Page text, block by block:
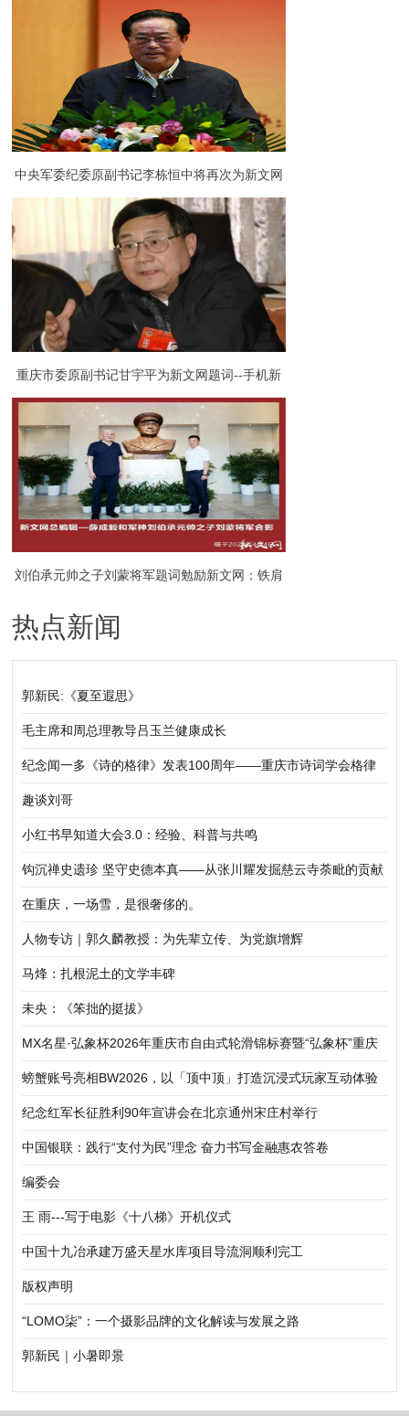
词：弘扬伟大抗战精神
中央军委纪委原副书记李栋恒中将再次为新文网
题词——办好新文网 传播正能量
重庆市委原副书记甘宇平为新文网题词--手机新
媒体 点开便见喜
刘伯承元帅之子刘蒙将军题词勉励新文网：铁肩
担道义，妙手铸文章
热点新闻
郭新民:《夏至遐思》
毛主席和周总理教导吕玉兰健康成长
纪念闻一多《诗的格律》发表100周年——重庆市诗词学会格律
体新诗研究所举行新诗格律建设践行研讨会
趣谈刘哥
小红书早知道大会3.0：经验、科普与共鸣
钩沉禅史遗珍 坚守史德本真——从张川耀发掘慈云寺荼毗的贡献
说开去
在重庆，一场雪，是很奢侈的。
人物专访｜郭久麟教授：为先辈立传、为党旗增辉
马烽：扎根泥土的文学丰碑
未央：《笨拙的挺拔》
MX名星·弘象杯2026年重庆市自由式轮滑锦标赛暨“弘象杯”重庆
市轮滑公开赛（铜梁站）圆满落幕
螃蟹账号亮相BW2026，以「顶中顶」打造沉浸式玩家互动体验
纪念红军长征胜利90年宣讲会在北京通州宋庄村举行
中国银联：践行“支付为民”理念 奋力书写金融惠农答卷
编委会
王 雨---写于电影《十八梯》开机仪式
中国十九冶承建万盛天星水库项目导流洞顺利完工
版权声明
“LOMO柒”：一个摄影品牌的文化解读与发展之路
郭新民｜小暑即景